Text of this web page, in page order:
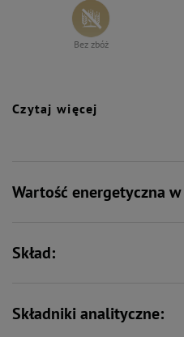
Bez zbóż
Formuła junior – wspiera intensywny
Czytaj więcej
Wartość energetyczna
Skład:
Składniki analityczne: